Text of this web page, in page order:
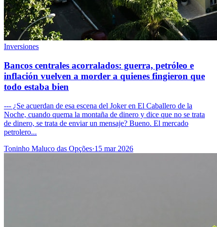
Inversiones
Bancos centrales acorralados: guerra, petróleo e
inflación vuelven a morder a quienes fingieron que
todo estaba bien
--- ¿Se acuerdan de esa escena del Joker en El Caballero de la
Noche, cuando quema la montaña de dinero y dice que no se trata
de dinero, se trata de enviar un mensaje? Bueno. El mercado
petrolero...
Toninho Maluco das Opções·15 mar 2026